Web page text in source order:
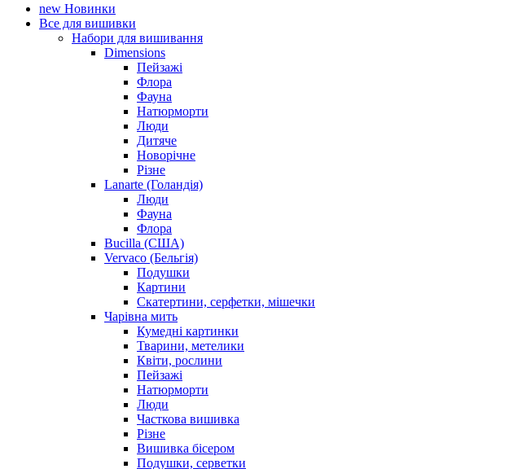
new Новинки
Все для вишивки
Набори для вишивання
Dimensions
Пейзажі
Флора
Фауна
Натюрморти
Люди
Дитяче
Новорічне
Різне
Lanarte (Голандія)
Люди
Фауна
Флора
Bucilla (США)
Vervaco (Бельгія)
Подушки
Картини
Скатертини, серфетки, мішечки
Чарiвна мить
Кумедні картинки
Тварини, метелики
Квіти, рослини
Пейзажі
Натюрморти
Люди
Часткова вишивка
Різне
Вишивка бісером
Подушки, серветки